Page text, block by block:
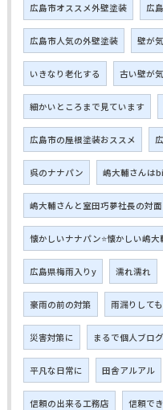
広島市オススメ外壁塗装 広
広島市人気の外壁塗装 壁が
いきなり老化する 古い壁が
細かいところまで見ています
広島市の屋根塗装おススメ
呉のナナパン 嶋大輔さんは
嶋大輔さんと室田巧夢社長の対面
懐かしいナナパン⭐懐かしい嶋大
広島県梅雨入りy 濡れ濡れ
豪雨の前の対策 雨漏りして
災害対策に まるで個人ブログ
平凡な日常に 田舎アルアル
信頼の出来る工務店 信頼で